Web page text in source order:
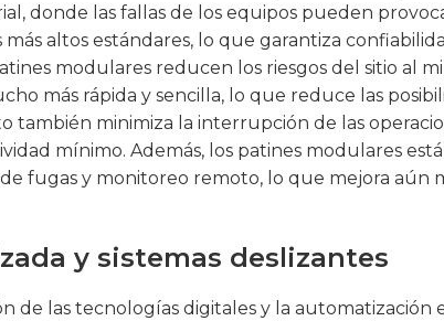
donde las fallas de los equipos pueden
altos estándares, lo que garantiza
modulares reducen los riesgos del sitio al
más rápida y sencilla, lo que reduce las
también minimiza la interrupción de las
mínimo. Además, los patines modulares
fugas y monitoreo remoto, lo que mejora aún
y sistemas deslizantes
de las tecnologías digitales y la